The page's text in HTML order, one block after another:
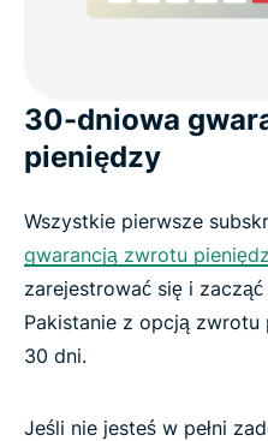
30-dniowa
pieniędzy
Wszystkie pierwsze
gwarancją zwrotu
zarejestrować się i
Pakistanie z opcją
30 dni.
Jeśli nie jesteś w pełni